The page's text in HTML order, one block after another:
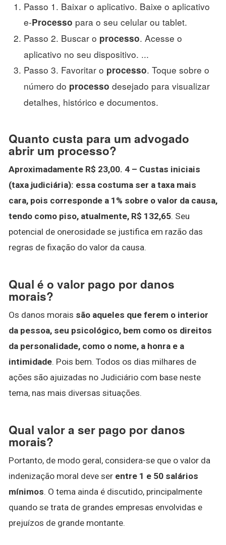
Passo 1. Baixar o aplicativo. Baixe o aplicativo
e-Processo para o seu celular ou tablet.
Passo 2. Buscar o processo. Acesse o
aplicativo no seu dispositivo. ...
Passo 3. Favoritar o processo. Toque sobre o
número do processo desejado para visualizar
detalhes, histórico e documentos.
Quanto custa para um advogado
abrir um processo?
Aproximadamente R$ 23,00. 4 – Custas iniciais
(taxa judiciária): essa costuma ser a taxa mais
cara, pois corresponde a 1% sobre o valor da causa,
tendo como piso, atualmente, R$ 132,65. Seu
potencial de onerosidade se justifica em razão das
regras de fixação do valor da causa.
Qual é o valor pago por danos
morais?
Os danos morais são aqueles que ferem o interior
da pessoa, seu psicológico, bem como os direitos
da personalidade, como o nome, a honra e a
intimidade. Pois bem. Todos os dias milhares de
ações são ajuizadas no Judiciário com base neste
tema, nas mais diversas situações.
Qual valor a ser pago por danos
morais?
Portanto, de modo geral, considera-se que o valor da
indenização moral deve ser entre 1 e 50 salários
mínimos. O tema ainda é discutido, principalmente
quando se trata de grandes empresas envolvidas e
prejuízos de grande montante.